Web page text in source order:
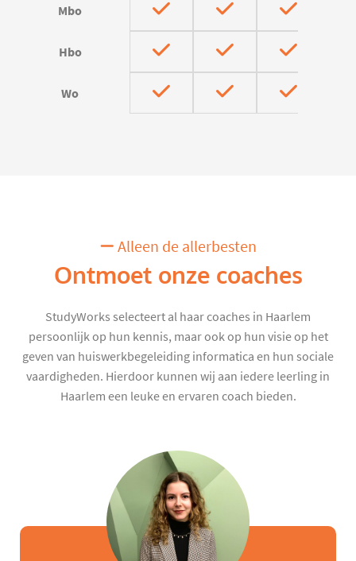
Mbo
Hbo
Wo
Alleen de allerbesten
Ontmoet onze coaches
StudyWorks selecteert al haar coaches in Haarlem
persoonlijk op hun kennis, maar ook op hun visie op het
geven van huiswerkbegeleiding informatica en hun sociale
vaardigheden. Hierdoor kunnen wij aan iedere leerling in
Haarlem een leuke en ervaren coach bieden.